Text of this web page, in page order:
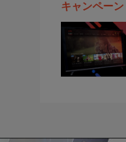
キャンペー